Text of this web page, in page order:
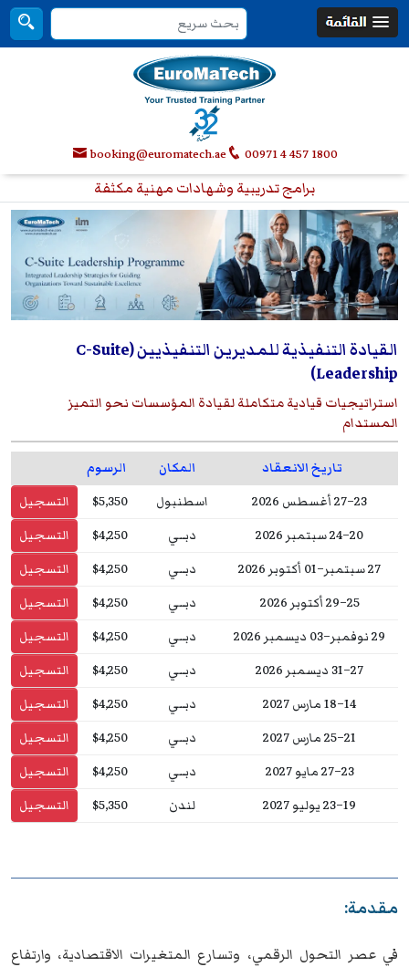
00971 4 457 1800
booking@euromatech.ae
برامج تدريبية وشهادات مهنية مكثفة
القيادة التنفيذية للمديرين التنفيذيين (C-Suite
Leadership)
استراتيجيات قيادية متكاملة لقيادة المؤسسات نحو التميز
المستدام
تاريخ الانعقاد المكان
الرسوم
23–27 أغسطس 2026
اسطنبول $5,350
التسجيل
20–24 سبتمبر 2026
دبــي $4,250
التسجيل
27 سبتمبر–01 أكتوبر 2026
دبــي $4,250
التسجيل
25–29 أكتوبر 2026
دبــي $4,250
التسجيل
29 نوفمبر–03 ديسمبر 2026
دبــي $4,250
التسجيل
27–31 ديسمبر 2026
دبــي $4,250
التسجيل
14–18 مارس 2027
دبــي $4,250
التسجيل
21–25 مارس 2027
دبــي $4,250
التسجيل
23–27 مايو 2027
دبــي $4,250
التسجيل
19–23 يوليو 2027
لندن $5,350 التسجيل
مقدمة:
في عصر التحول الرقمي، وتسارع المتغيرات الاقتصادية، وارتفاع